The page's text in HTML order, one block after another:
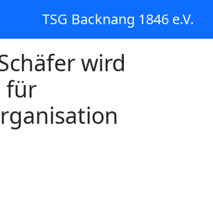
TSG Backnang 1846 e.V.
wird
für